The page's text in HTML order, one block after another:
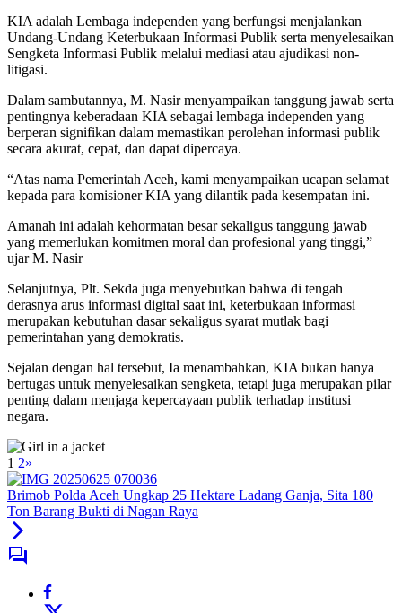
KIA adalah Lembaga independen yang berfungsi menjalankan
Undang-Undang Keterbukaan Informasi Publik serta menyelesaikan
Sengketa Informasi Publik melalui mediasi atau ajudikasi non-
litigasi.
Dalam sambutannya, M. Nasir menyampaikan tanggung jawab serta
pentingnya keberadaan KIA sebagai lembaga independen yang
berperan signifikan dalam memastikan perolehan informasi publik
secara akurat, cepat, dan dapat dipercaya.
“Atas nama Pemerintah Aceh, kami menyampaikan ucapan selamat
kepada para komisioner KIA yang dilantik pada kesempatan ini.
Amanah ini adalah kehormatan besar sekaligus tanggung jawab
yang memerlukan komitmen moral dan profesional yang tinggi,”
ujar M. Nasir
Selanjutnya, Plt. Sekda juga menyebutkan bahwa di tengah
derasnya arus informasi digital saat ini, keterbukaan informasi
merupakan kebutuhan dasar sekaligus syarat mutlak bagi
pemerintahan yang demokratis.
Sejalan dengan hal tersebut, Ia menambahkan, KIA bukan hanya
bertugas untuk menyelesaikan sengketa, tetapi juga merupakan pilar
penting dalam menjaga kepercayaan publik terhadap institusi
negara.
1 2»
Brimob Polda Aceh Ungkap 25 Hektare Ladang Ganja, Sita 180
Ton Barang Bukti di Nagan Raya